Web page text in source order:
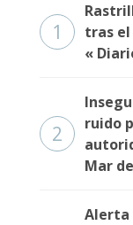
1
tras el
«
2
ruido
Mar
Alerta